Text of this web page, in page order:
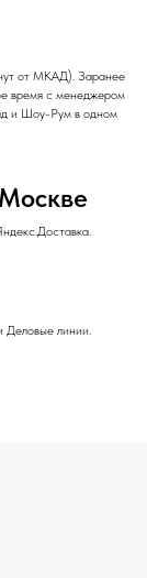
от МКАД). Заранее
время с менеджером
и Шоу-Рум в одном
линии.